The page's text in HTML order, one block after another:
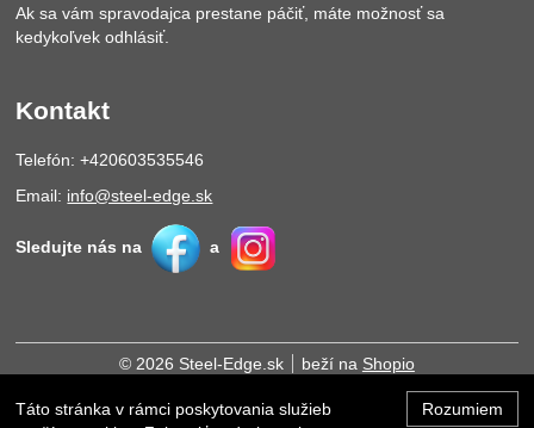
Táto stránka v rámci poskytovania služieb
Rozumiem
Ak sa vám spravodajca prestane páčiť, máte možnosť sa
kedykoľvek odhlásiť.
Kontakt
Telefón: +420603535546
Email: info@steel-edge.sk
Sledujte nás na a
© 2026 Steel-Edge.sk beží na Shopio
Hore